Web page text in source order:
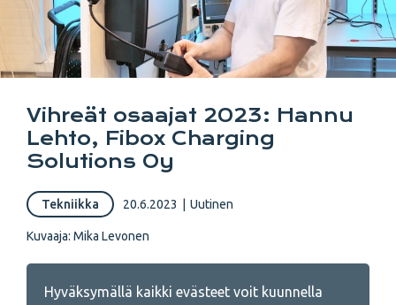
Vihreät osaajat 2023: Hannu
Lehto, Fibox Charging
Solutions Oy
Tekniikka 20.6.2023 Uutinen
Kuvaaja: Mika Levonen
Hyväksymällä kaikki evästeet voit kuunnella